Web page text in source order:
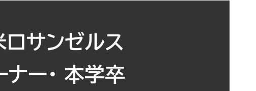
サンゼルス
ナー・ 本学卒